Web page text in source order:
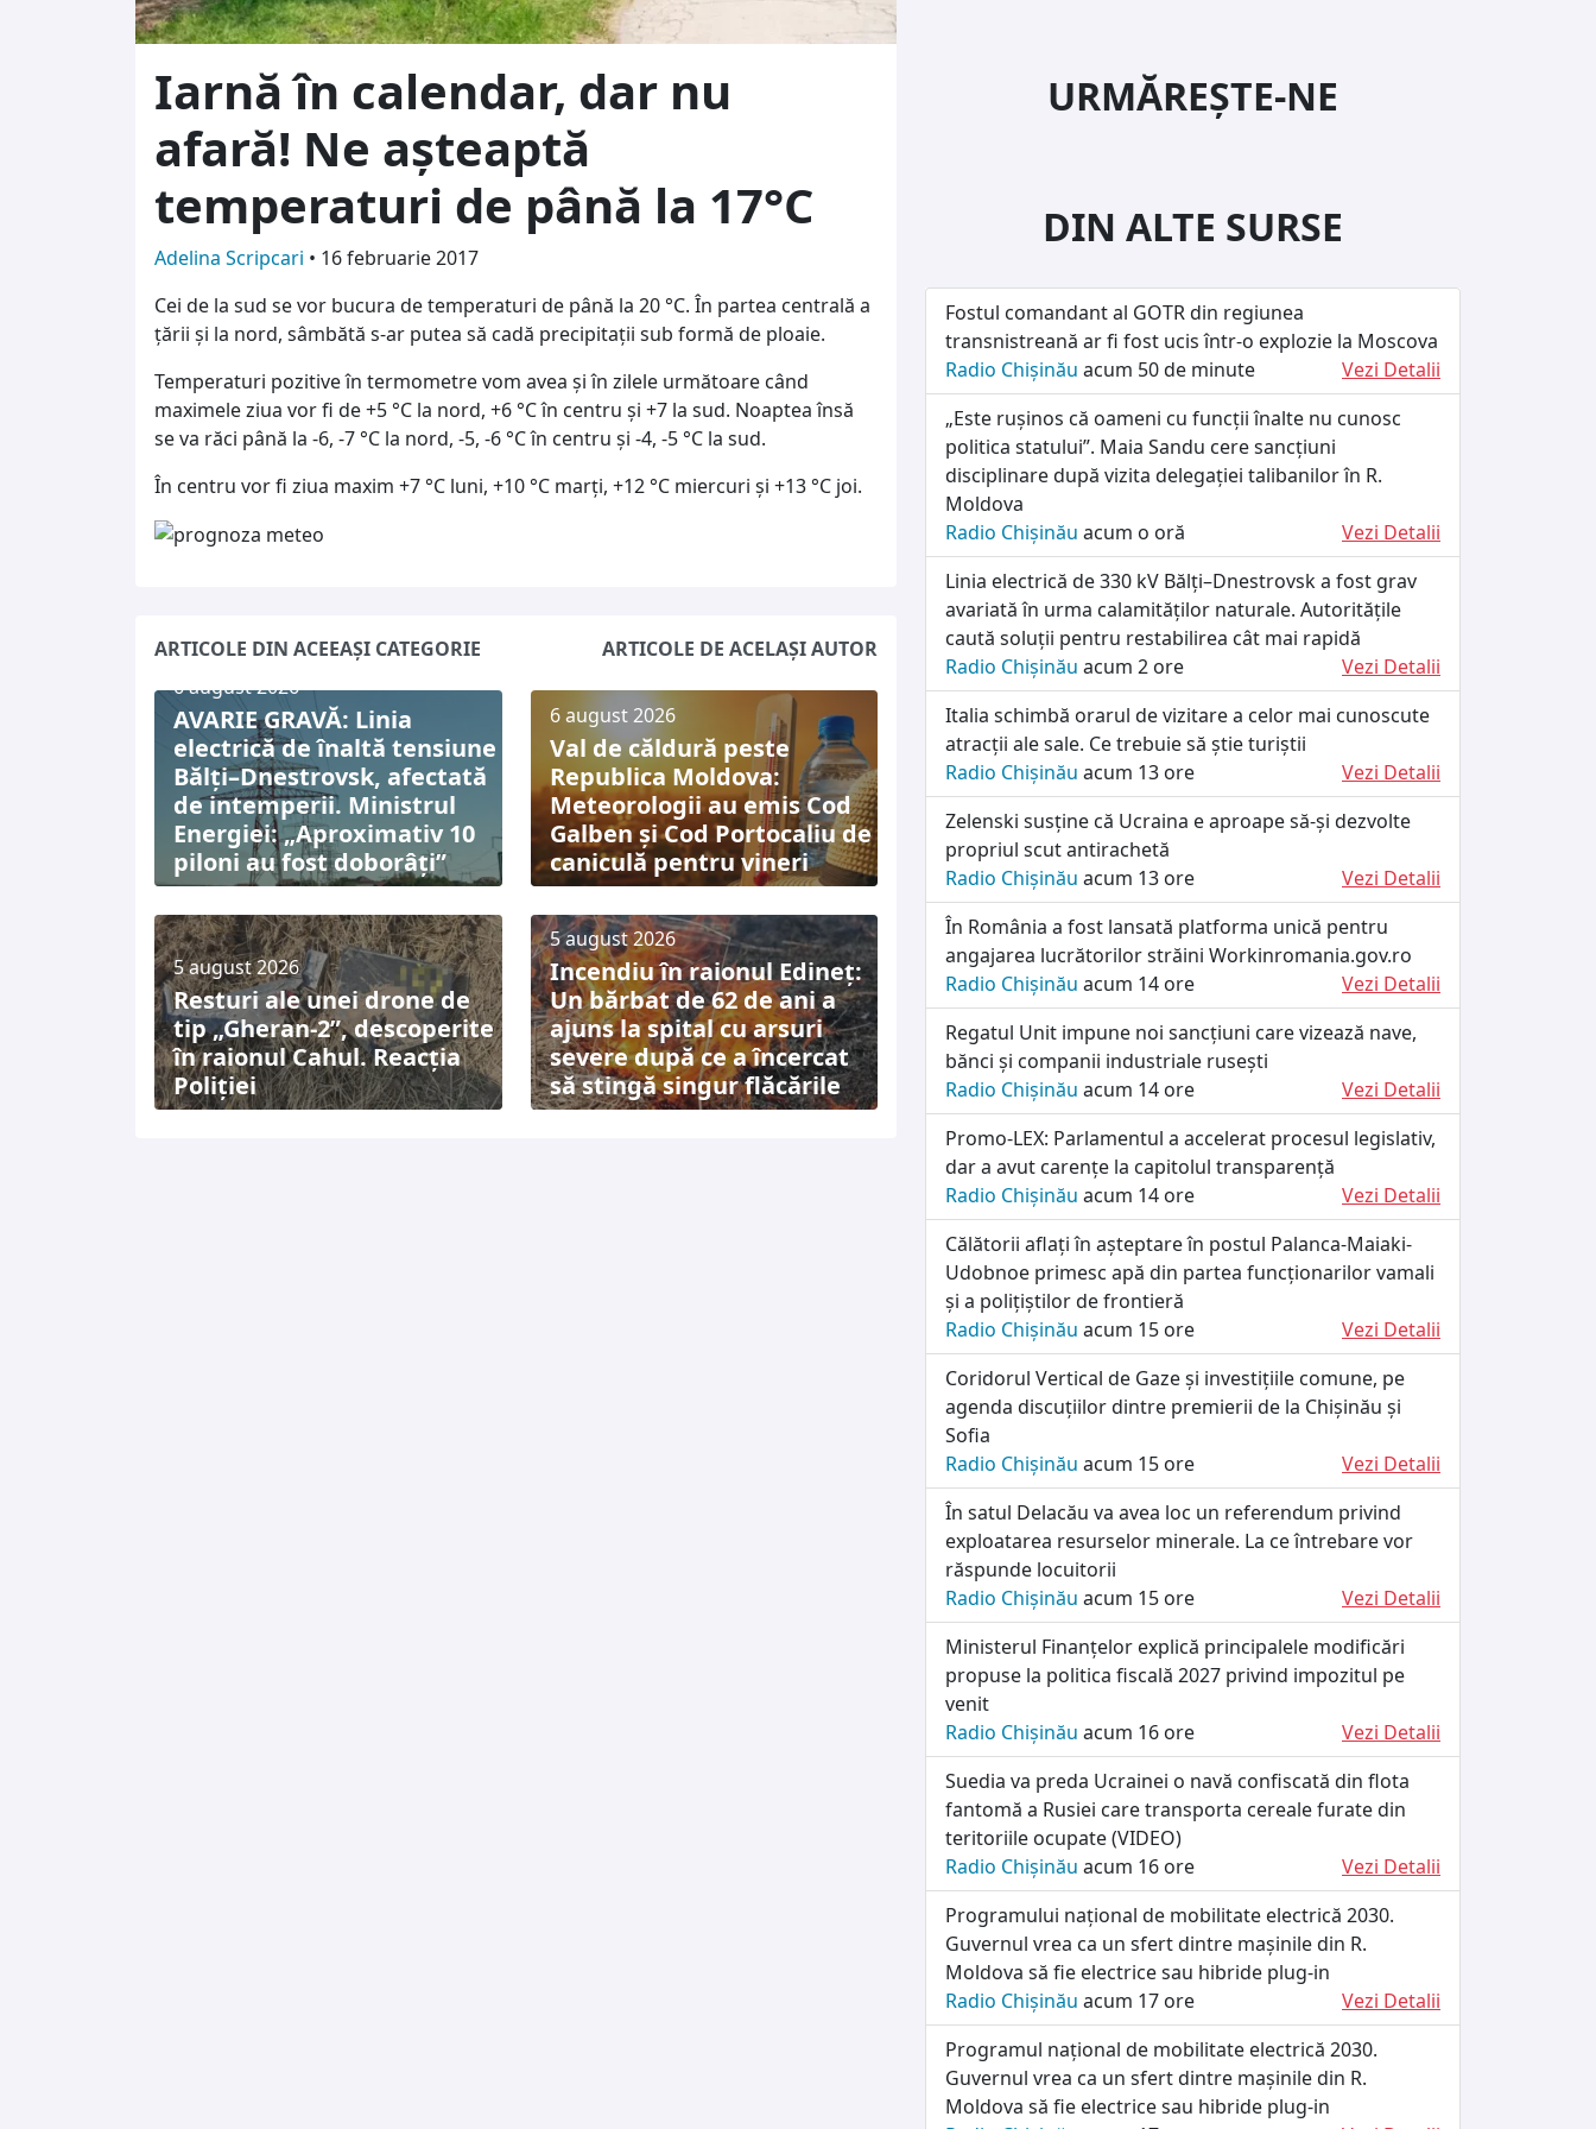
Iarnă în calendar, dar nu
afară! Ne aşteaptă
temperaturi de până la 17°C
Adelina Scripcari • 16 februarie 2017
Cei de la sud se vor bucura de temperaturi de până la 20 °C. În partea centrală a
țării și la nord, sâmbătă s-ar putea să cadă precipitații sub formă de ploaie.
Temperaturi pozitive în termometre vom avea și în zilele următoare când
maximele ziua vor fi de +5 °C la nord, +6 °C în centru și +7 la sud. Noaptea însă
se va răci până la -6, -7 °C la nord, -5, -6 °C în centru și -4, -5 °C la sud.
În centru vor fi ziua maxim +7 °C luni, +10 °C marți, +12 °C miercuri și +13 °C joi.
ARTICOLE DIN ACEEAȘI CATEGORIE
ARTICOLE DE ACELAȘI AUTOR
6 august 2026
AVARIE GRAVĂ: Linia
electrică de înaltă tensiune
Bălți–Dnestrovsk, afectată
de intemperii. Ministrul
Energiei: „Aproximativ 10
piloni au fost doborâți”
6 august 2026
Val de căldură peste
Republica Moldova:
Meteorologii au emis Cod
Galben și Cod Portocaliu de
caniculă pentru vineri
5 august 2026
Resturi ale unei drone de
tip „Gheran-2”, descoperite
în raionul Cahul. Reacția
Poliției
5 august 2026
Incendiu în raionul Edineț:
Un bărbat de 62 de ani a
ajuns la spital cu arsuri
severe după ce a încercat
să stingă singur flăcările
URMĂREȘTE-NE
DIN ALTE SURSE
Fostul comandant al GOTR din regiunea
transnistreană ar fi fost ucis într-o explozie la Moscova
Radio Chișinău acum 50 de minute
Vezi Detalii
„Este rușinos că oameni cu funcții înalte nu cunosc
politica statului”. Maia Sandu cere sancțiuni
disciplinare după vizita delegației talibanilor în R.
Moldova
Radio Chișinău acum o oră
Vezi Detalii
Linia electrică de 330 kV Bălți–Dnestrovsk a fost grav
avariată în urma calamităților naturale. Autoritățile
caută soluții pentru restabilirea cât mai rapidă
Radio Chișinău acum 2 ore
Vezi Detalii
Italia schimbă orarul de vizitare a celor mai cunoscute
atracții ale sale. Ce trebuie să știe turiștii
Radio Chișinău acum 13 ore
Vezi Detalii
Zelenski susține că Ucraina e aproape să-și dezvolte
propriul scut antirachetă
Radio Chișinău acum 13 ore
Vezi Detalii
În România a fost lansată platforma unică pentru
angajarea lucrătorilor străini Workinromania.gov.ro
Radio Chișinău acum 14 ore
Vezi Detalii
Regatul Unit impune noi sancțiuni care vizează nave,
bănci și companii industriale rusești
Radio Chișinău acum 14 ore
Vezi Detalii
Promo-LEX: Parlamentul a accelerat procesul legislativ,
dar a avut carențe la capitolul transparență
Radio Chișinău acum 14 ore
Vezi Detalii
Călătorii aflați în așteptare în postul Palanca-Maiaki-
Udobnoe primesc apă din partea funcționarilor vamali
și a polițiștilor de frontieră
Radio Chișinău acum 15 ore
Vezi Detalii
Coridorul Vertical de Gaze și investițiile comune, pe
agenda discuțiilor dintre premierii de la Chișinău și
Sofia
Radio Chișinău acum 15 ore
Vezi Detalii
În satul Delacău va avea loc un referendum privind
exploatarea resurselor minerale. La ce întrebare vor
răspunde locuitorii
Radio Chișinău acum 15 ore
Vezi Detalii
Ministerul Finanțelor explică principalele modificări
propuse la politica fiscală 2027 privind impozitul pe
venit
Radio Chișinău acum 16 ore
Vezi Detalii
Suedia va preda Ucrainei o navă confiscată din flota
fantomă a Rusiei care transporta cereale furate din
teritoriile ocupate (VIDEO)
Radio Chișinău acum 16 ore
Vezi Detalii
Programului național de mobilitate electrică 2030.
Guvernul vrea ca un sfert dintre mașinile din R.
Moldova să fie electrice sau hibride plug-in
Radio Chișinău acum 17 ore
Vezi Detalii
Programul național de mobilitate electrică 2030.
Guvernul vrea ca un sfert dintre mașinile din R.
Moldova să fie electrice sau hibride plug-in